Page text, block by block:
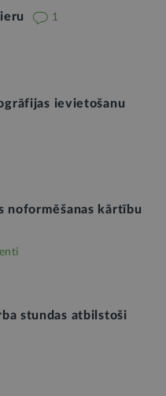
1
ievietošanu
noformēšanas kārtību
stundas atbilstoši